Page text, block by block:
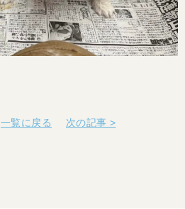
一覧に戻る 次の記事 >